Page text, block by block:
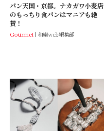
パン天国・京都。ナカガワ小麦店
のもっちり食パンはマニアも絶
賛！
Gourmet 和樂web編集部